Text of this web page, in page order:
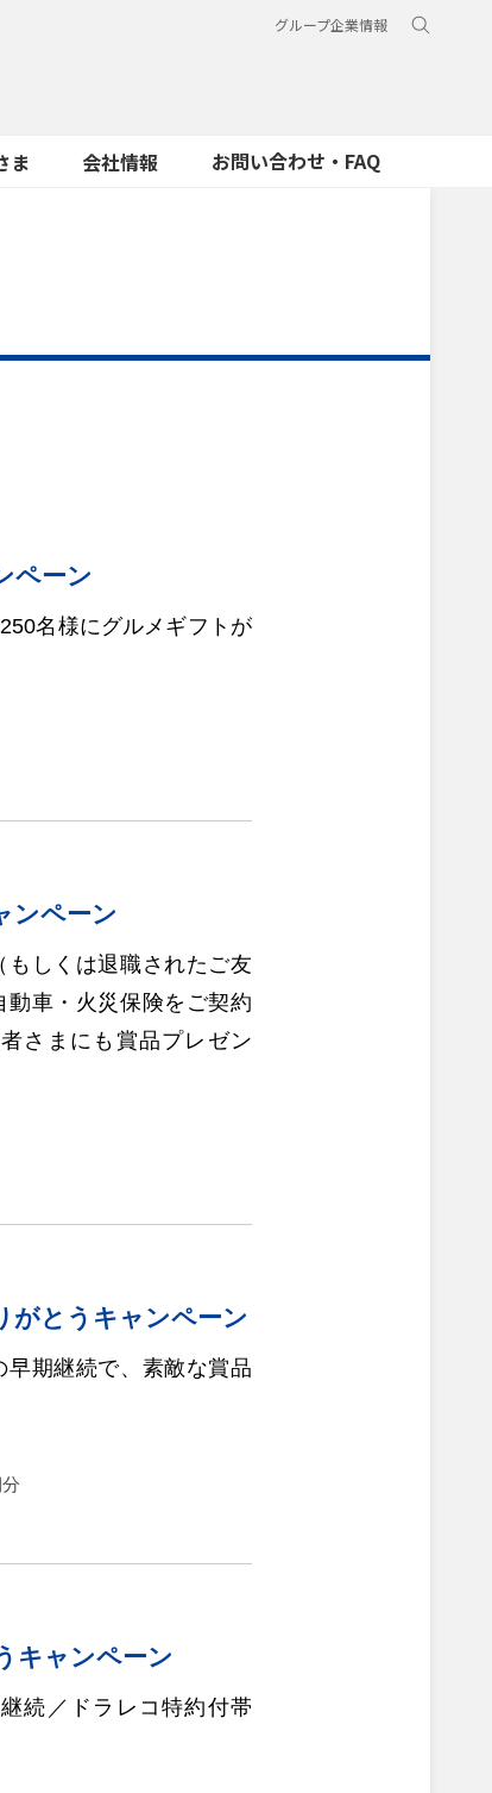
グループ企業情報
ま 会社情報 お問い合わせ・FAQ
ペーン
名様にグルメギフトが
ンペーン
しくは退職されたご友
車・火災保険をご契約
さまにも賞品プレゼン
がとうキャンペーン
期継続で、素敵な賞品
キャンペーン
続／ドラレコ特約付帯